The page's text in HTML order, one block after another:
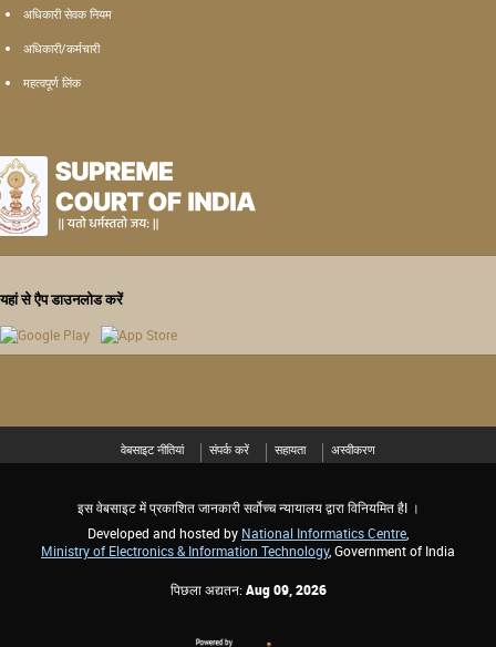
अधिकारी सेवक नियम
अधिकारी/कर्मचारी
महत्वपूर्ण लिंक
यहां से एैप डाउनलोड करें
वेबसाइट नीतियां संपर्क करें सहायता अस्वीकरण
इस वेबसाइट में प्रकाशित जानकारी सर्वोच्च न्यायालय द्वारा विनियमित हैI ।
Developed and hosted by National Informatics Centre
Ministry of Electronics & Information Technology, Government of India
पिछला अद्यतन: Aug 09, 2026